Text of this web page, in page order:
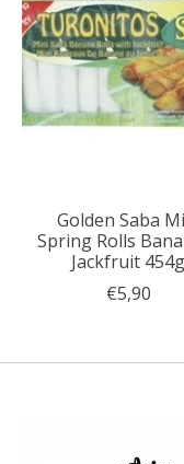
Golden Saba
Spring Rolls
Jackfruit 454g
€5,90